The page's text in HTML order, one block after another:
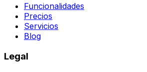
Funcionalidades
Precios
Servicios
Blog
Legal